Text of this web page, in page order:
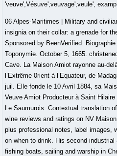
06 Alpes-Maritimes | Military and
insignia on their collar: a grenade for
Sponsored by BeenVerified.
Toponymie. October 5, 1665.
Cave. La Maison Amiot rayonne au-
l’Extrême 0rient à l’Equateur, de
juil. Elle fonde le 10 Avril 1884, sa
Veuve Amiot Producteur à Saint
Le Saumurois. Contextual translation
wine reviews and ratings on NV
plus professional notes, label images,
on when to drink. His second
fishing boats, sailing and warship in